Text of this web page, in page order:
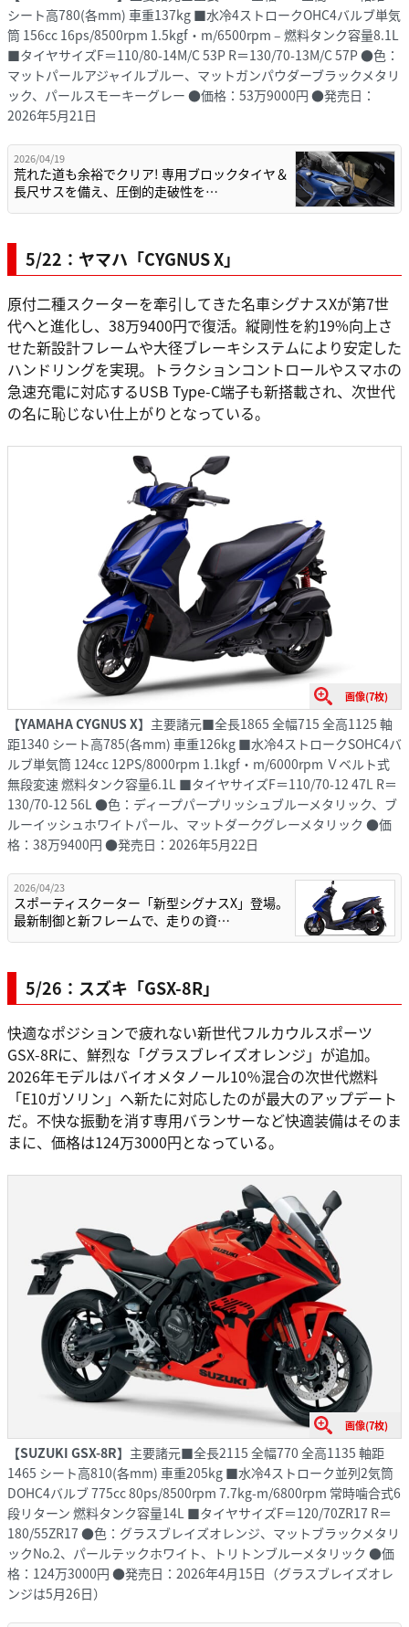
シート高780(各mm) 車重137kg ■水冷4ストロークOHC4バルブ単気
筒 156cc 16ps/8500rpm 1.5kgf・m/6500rpm – 燃料タンク容量8.1L
■タイヤサイズF＝110/80-14M/C 53P R＝130/70-13M/C 57P ●色：
マットパールアジャイルブルー、マットガンパウダーブラックメタリ
ック、パールスモーキーグレー ●価格：53万9000円 ●発売日：
2026年5月21日
2026/04/19
荒れた道も余裕でクリア! 専用ブロックタイヤ＆
長尺サスを備え、圧倒的走破性を…
5/22：ヤマハ「CYGNUS X」
原付二種スクーターを牽引してきた名車シグナスXが第7世
代へと進化し、38万9400円で復活。縦剛性を約19%向上さ
せた新設計フレームや大径ブレーキシステムにより安定した
ハンドリングを実現。トラクションコントロールやスマホの
急速充電に対応するUSB Type-C端子も新搭載され、次世代
の名に恥じない仕上がりとなっている。
画像(7枚)
【YAMAHA CYGNUS X】 主要諸元■全長1865 全幅715 全高1125 軸
距1340 シート高785(各mm) 車重126kg ■水冷4ストロークSOHC4バ
ルブ単気筒 124cc 12PS/8000rpm 1.1kgf・m/6000rpm Ｖベルト式
無段変速 燃料タンク容量6.1L ■タイヤサイズF＝110/70-12 47L R＝
130/70-12 56L ●色：ディープパープリッシュブルーメタリック、ブ
ルーイッシュホワイトパール、マットダークグレーメタリック ●価
格：38万9400円 ●発売日：2026年5月22日
2026/04/23
スポーティスクーター「新型シグナスX」登場。
最新制御と新フレームで、走りの資…
5/26：スズキ「GSX-8R」
快適なポジションで疲れない新世代フルカウルスポーツ
GSX-8Rに、鮮烈な「グラスブレイズオレンジ」が追加。
2026年モデルはバイオメタノール10％混合の次世代燃料
「E10ガソリン」へ新たに対応したのが最大のアップデート
だ。不快な振動を消す専用バランサーなど快適装備はそのま
まに、価格は124万3000円となっている。
画像(7枚)
【SUZUKI GSX-8R】 主要諸元■全長2115 全幅770 全高1135 軸距
1465 シート高810(各mm) 車重205kg ■水冷4ストローク並列2気筒
DOHC4バルブ 775cc 80ps/8500rpm 7.7kg-m/6800rpm 常時噛合式6
段リターン 燃料タンク容量14L ■タイヤサイズF＝120/70ZR17 R＝
180/55ZR17 ●色：グラスブレイズオレンジ、マットブラックメタリ
ックNo.2、パールテックホワイト、トリトンブルーメタリック ●価
格：124万3000円 ●発売日：2026年4月15日（グラスブレイズオレ
ンジは5月26日）